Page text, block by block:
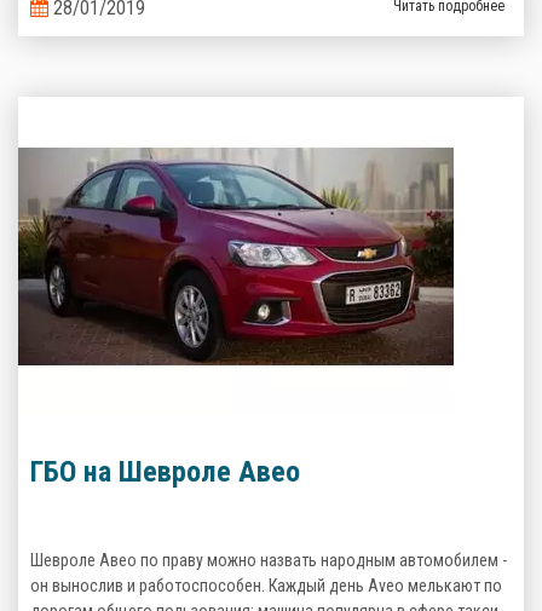
варианты.
28/01/2019 Читать подробнее
ГБО на Шевроле Авео
Шевроле Авео по праву можно назвать народным автомобилем -
он вынослив и работоспособен. Каждый день Aveo мелькают по